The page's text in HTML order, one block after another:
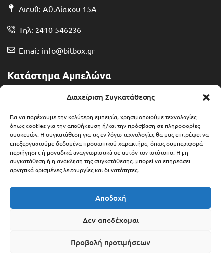
Διαχείριση Συγκατάθεσης
Για να παρέχουμε την καλύτερη εμπειρία, χρησιμοποιούμε τεχνολογίες
όπως cookies για την αποθήκευση ή/και την πρόσβαση σε πληροφορίες
συσκευών. Η συγκατάθεση για τις εν λόγω τεχνολογίες θα μας επιτρέψει να
επεξεργαστούμε δεδομένα προσωπικού χαρακτήρα, όπως συμπεριφορά
περιήγησης ή μοναδικά αναγνωριστικά σε αυτόν τον ιστότοπο. Η μη
συγκατάθεση ή η ανάκληση της συγκατάθεσης, μπορεί να επηρεάσει
αρνητικά ορισμένες λειτουργίες και δυνατότητες.
Αποδοχή
Δεν αποδέχομαι
Προβολή προτιμήσεων
Διευθ: Αθ.Δίακου 15Α
Τηλ: 2410 546236
Email: info@bitbox.gr
Κατάστημα Αμπελώνα
Διευθ: Θερμοπυλών 13
Τηλ: 2492 401071
Email: ampelonas@bitbox.gr
Copyright © 2025 Bitbox.gr